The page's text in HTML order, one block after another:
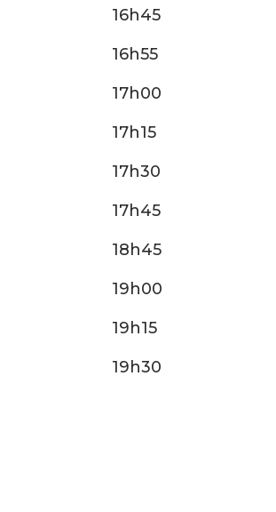
16h45
16h55
17h00
17h15
17h30
17h45
18h45
19h00
19h15
19h30